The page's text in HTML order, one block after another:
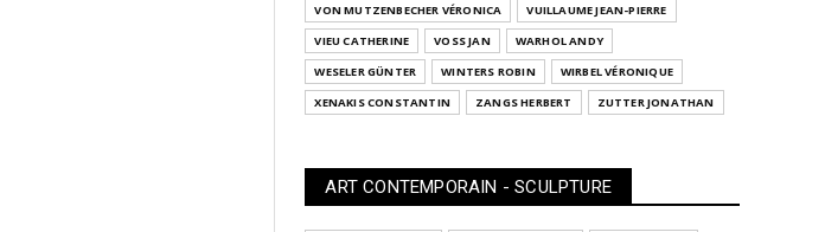
VON MUTZENBECHER VÉRONICA
VUILLAUME JEAN-PIERRE
VIEU CATHERINE
VOSS JAN
WARHOL ANDY
WESELER GÜNTER
WINTERS ROBIN
WIRBEL VÉRONIQUE
XENAKIS CONSTANTIN
ZANGS HERBERT ZUTTER JONATHAN
ART CONTEMPORAIN - SCULPTURE